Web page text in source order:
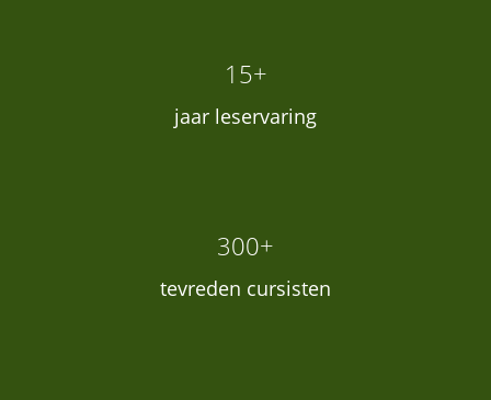
15+
jaar leservaring
300+
tevreden cursisten